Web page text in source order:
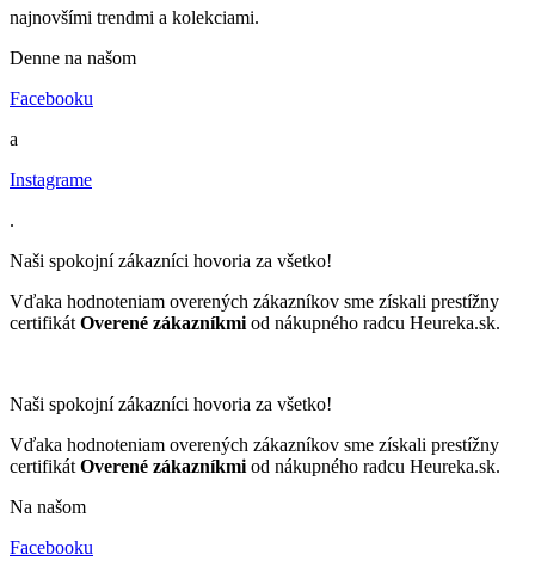
najnovšími trendmi a kolekciami.
Denne na našom
Facebooku
a
Instagrame
.
Naši spokojní zákazníci hovoria za všetko!
Vďaka hodnoteniam overených zákazníkov sme získali prestížny
certifikát Overené zákazníkmi od nákupného radcu Heureka.sk.
Naši spokojní zákazníci hovoria za všetko!
Vďaka hodnoteniam overených zákazníkov sme získali prestížny
certifikát Overené zákazníkmi od nákupného radcu Heureka.sk.
Na našom
Facebooku